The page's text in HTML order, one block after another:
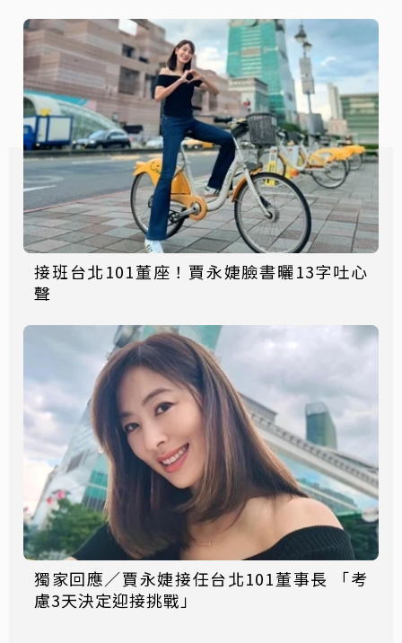
接班台北101董座！賈永婕臉書曬13字吐心
聲
獨家回應／賈永婕接任台北101董事長 「考
慮3天決定迎接挑戰」